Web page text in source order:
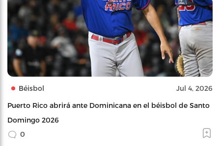
Béisbol Jul 4, 2026
Puerto Rico abrirá ante Dominicana en el béisbol de Santo
Domingo 2026
0